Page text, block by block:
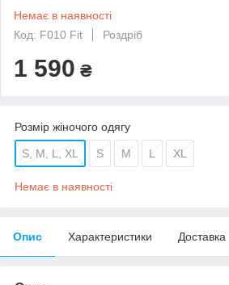
Немає в наявності
Код: F010 Fit
Роздріб
1 590 ₴
Розмір жіночого одягу
S, M, L, XL S M L XL
Немає в наявності
Опис Характеристики Доставка